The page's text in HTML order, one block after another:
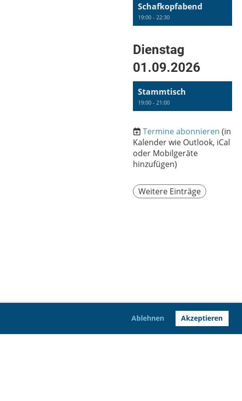
Ablehnen Akzeptieren
Schafkopfabend
19:00 - 22:30
Dienstag
01.09.2026
Stammtisch
19:00 - 21:00
Termine abonnieren (in
Kalender wie Outlook, iCal
oder Mobilgeräte
hinzufügen)
Weitere Einträge